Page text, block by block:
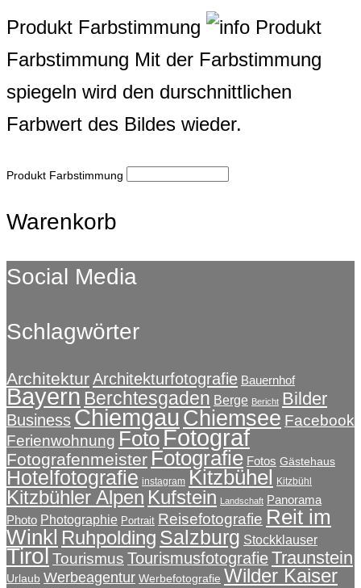
Produkt Farbstimmung
Produkt
Farbstimmung Mit der Farbstimmung
spiegeln wird den durschnittlichen
Farbwert des Bildes wieder.
Produkt Farbstimmung
Warenkorb
Social Media
Schlagwörter
ArchitekturArchitekturfotografie Bauernhof
Bayern Berchtesgaden Berge Bericht Bilder
BusinessChiemgauChiemsee Facebook
Ferienwohnung FotoFotograf
Fotografenmeister Fotografie Fotos Gästehaus
Hotelfotografie instagram Kitzbühel Kitzbühl
Kitzbühler Alpen Kufstein Landschaft Panorama
Photo Photographie Portrait Reisefotografie Reit im
Winkl Ruhpolding Salzburg Stockklauser
TirolTourismus TourismusfotografieTraunstein
Urlaub Werbeagentur Werbefotografie Wilder Kaiser